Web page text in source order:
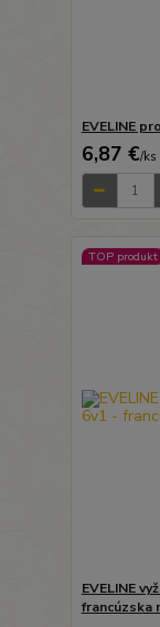
EVELINE
6,87 €/ks
TOP produkt
EVELINE
francúzska